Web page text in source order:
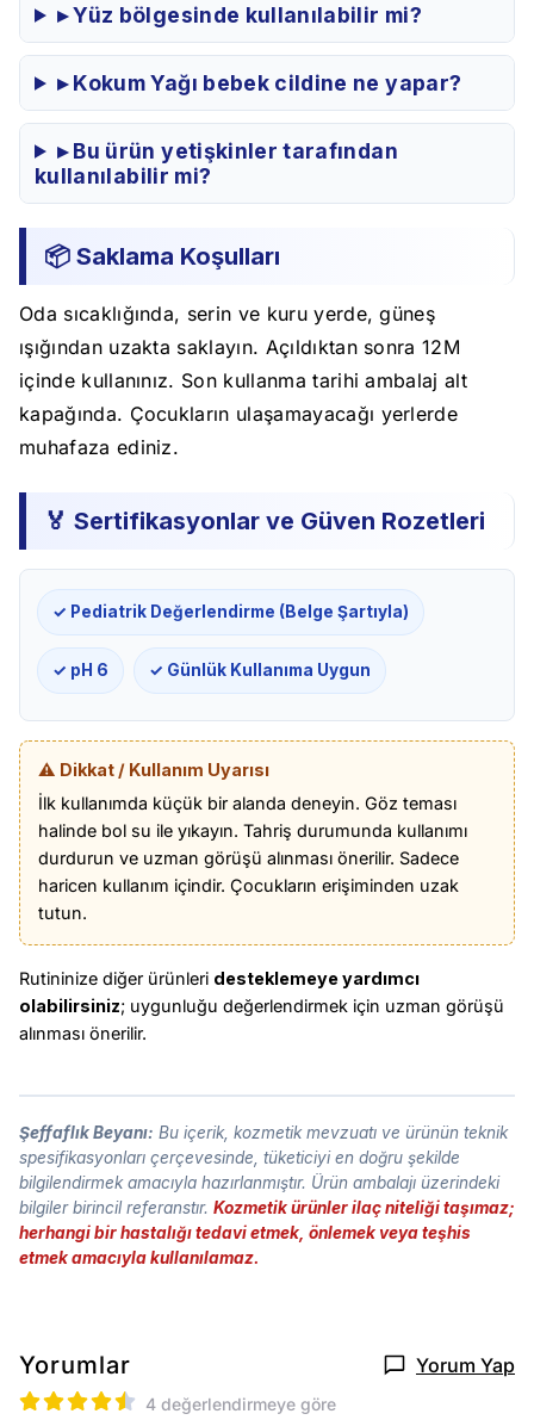
▸ Yüz bölgesinde kullanılabilir mi?
▸ Kokum Yağı bebek cildine ne yapar?
▸ Bu ürün yetişkinler tarafından
kullanılabilir mi?
📦 Saklama Koşulları
Oda sıcaklığında, serin ve kuru yerde, güneş
ışığından uzakta saklayın. Açıldıktan sonra 12M
içinde kullanınız. Son kullanma tarihi ambalaj alt
kapağında. Çocukların ulaşamayacağı yerlerde
muhafaza ediniz.
🏅 Sertifikasyonlar ve Güven Rozetleri
✓ Pediatrik Değerlendirme (Belge Şartıyla)
✓ pH 6 ✓ Günlük Kullanıma Uygun
⚠️ Dikkat / Kullanım Uyarısı
İlk kullanımda küçük bir alanda deneyin. Göz teması
halinde bol su ile yıkayın. Tahriş durumunda kullanımı
durdurun ve uzman görüşü alınması önerilir. Sadece
haricen kullanım içindir. Çocukların erişiminden uzak
tutun.
Rutininize diğer ürünleri desteklemeye yardımcı
olabilirsiniz; uygunluğu değerlendirmek için uzman görüşü
alınması önerilir.
Şeffaflık Beyanı: Bu içerik, kozmetik mevzuatı ve ürünün teknik
spesifikasyonları çerçevesinde, tüketiciyi en doğru şekilde
bilgilendirmek amacıyla hazırlanmıştır. Ürün ambalajı üzerindeki
bilgiler birincil referanstır. Kozmetik ürünler ilaç niteliği taşımaz;
herhangi bir hastalığı tedavi etmek, önlemek veya teşhis
etmek amacıyla kullanılamaz.
Yorumlar Yorum Yap
4 değerlendirmeye göre